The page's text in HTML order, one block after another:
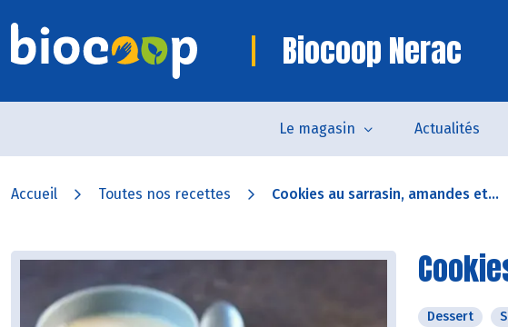
Biocoop Nerac
Le magasin Actualités
Accueil Toutes nos recettes Cookies au sarrasin, amandes et...
Dessert